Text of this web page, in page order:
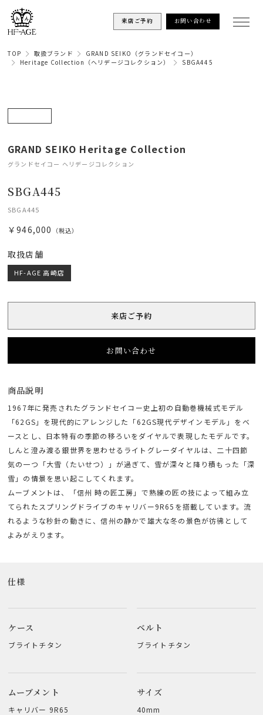
来店ご予約 お問い合わせ
TOP 取扱ブランド
GRAND SEIKO（グランドセイコー）
Heritage Collection（ヘリデージコレクション）
SBGA445
GRAND SEIKO Heritage Collection
グランドセイコー ヘリデージコレクション
SBGA445
SBGA445
￥946,000 （税込）
取扱店舗
HF-AGE 高崎店
来店ご予約
お問い合わせ
商品説明
1967年に発売されたグランドセイコー史上初の自動巻機械式モデル
「62GS」を現代的にアレンジした「62GS現代デザインモデル」をベ
ースとし、日本特有の季節の移ろいをダイヤルで表現したモデルです。
しんと澄み渡る銀世界を思わせるライトグレーダイヤルは、二十四節
気の一つ「大雪（たいせつ）」が過ぎて、雪が深々と降り積もった「深
雪」の情景を思い起こしてくれます。
ムーブメントは、「信州 時の匠工房」で熟練の匠の技によって組み立
てられたスプリングドライブのキャリバー9R65を搭載しています。流
れるような秒針の動きに、信州の静かで雄大な冬の景色が彷彿として
よみがえります。
仕様
ケース
ブライトチタン
ベルト
ブライトチタン
ムーブメント
キャリバー 9R65
サイズ
40mm